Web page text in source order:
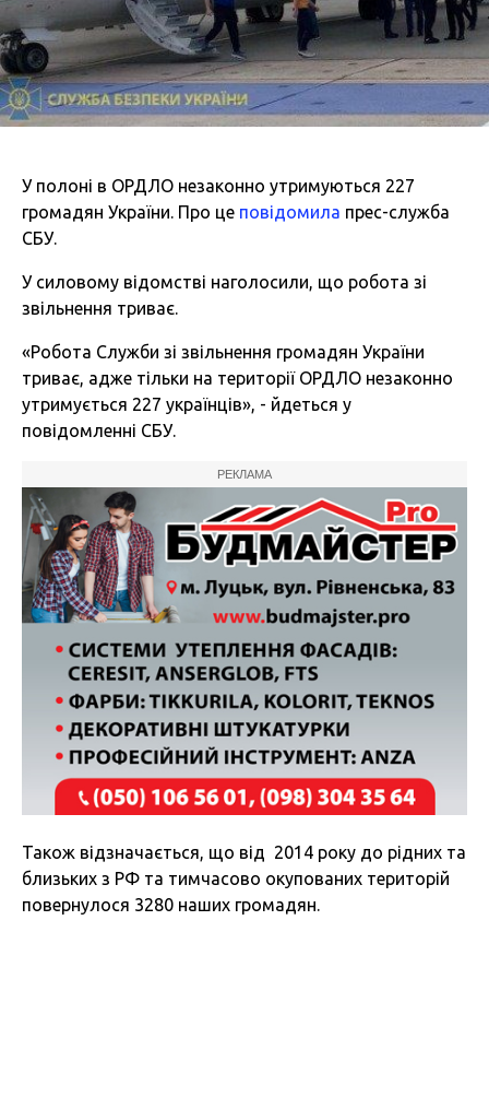
У полоні в ОРДЛО незаконно утримуються 227
громадян України. Про це повідомила прес-служба
СБУ.
У силовому відомстві наголосили, що робота зі
звільнення триває.
«Робота Служби зі звільнення громадян України
триває, адже тільки на території ОРДЛО незаконно
утримується 227 українців», - йдеться у
повідомленні СБУ.
РЕКЛАМА
Також відзначається, що від 2014 року до рідних та
близьких з РФ та тимчасово окупованих територій
повернулося 3280 наших громадян.